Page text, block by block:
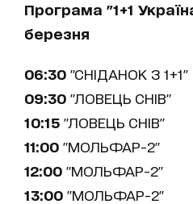
Програма "1+1
березня
06:30 "СНІДАНОК З 1+1"
09:30 "ЛОВЕЦЬ СНІВ"
10:15 "ЛОВЕЦЬ СНІВ"
11:00 "МОЛЬФАР-2"
12:00 "МОЛЬФАР-2"
13:00 "МОЛЬФАР-2"